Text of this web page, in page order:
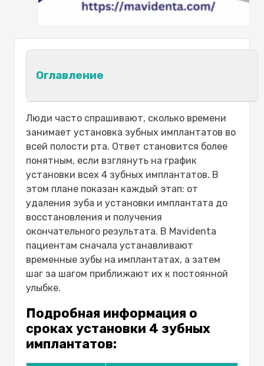
Оглавление
Подробная информация о сроках
установки 4 зубных имплантатов:
План процедуры по времени
Ожидание пациента
Этапы установки всех 4 зубных
имплантатов:
Этап
Детали
Факторы, влияющие на сроки
установки всех 4 зубных имплантатов:
Типичная общая продолжительность
лечения с установкой 4 зубных
имплантатов:
«Всё на 4» важна для успешного
лечения пациентов?
Последующий уход и контрольные
Люди часто спрашивают, сколько времени
занимает установка зубных имплантатов во
всей полости рта. Ответ становится более
понятным, если взглянуть на график
установки всех 4 зубных имплантатов. В
этом плане показан каждый этап: от
удаления зуба и установки имплантата до
восстановления и получения
окончательного результата. В Mavidenta
пациентам сначала устанавливают
временные зубы на имплантатах, а затем
шаг за шагом приближают их к постоянной
улыбке.
Подробная информация о
сроках установки 4 зубных
имплантатов: